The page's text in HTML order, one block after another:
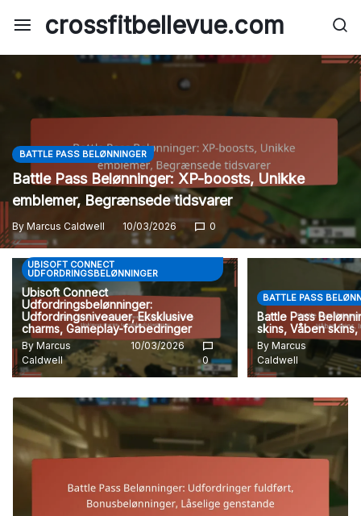
crossfitbellevue.com
BATTLE PASS BELØNNINGER
Battle Pass Belønninger: XP-boosts, Unikke
emblemer, Begrænsede tidsvarer
By Marcus Caldwell 10/03/2026 0
UBISOFT CONNECT
UDFORDRINGSBELØNNINGER
Ubisoft Connect
Udfordringsbelønninger:
Udfordringsniveauer, Eksklusive
charms, Gameplay-forbedringer
By Marcus
Caldwell
10/03/2026
0
BATTLE PASS
Battle Pass
skins, Våben
By Marcus
Caldwell